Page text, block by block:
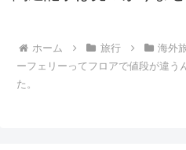
ホーム 旅行 海外
ーフェリーってフロアで値段が違う
た。